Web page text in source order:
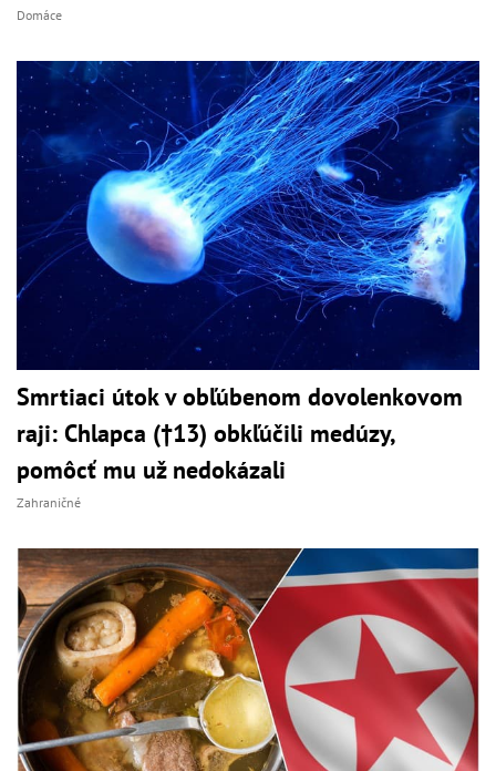
Domáce
Smrtiaci útok v obľúbenom dovolenkovom
raji: Chlapca (†13) obkľúčili medúzy,
pomôcť mu už nedokázali
Zahraničné